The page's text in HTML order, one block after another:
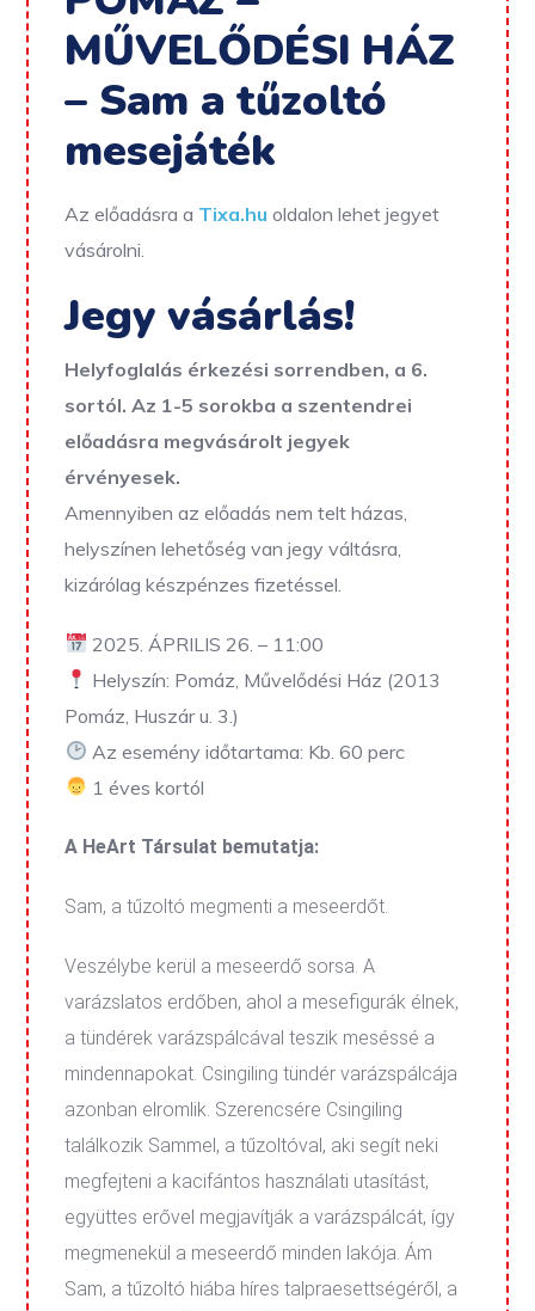
MŰVELŐDÉSI HÁZ
– Sam a tűzoltó
mesejáték
Az előadásra a Tixa.hu oldalon lehet jegyet
vásárolni.
Jegy vásárlás!
Helyfoglalás érkezési sorrendben, a 6.
sortól. Az 1-5 sorokba a szentendrei
előadásra megvásárolt jegyek
érvényesek.
Amennyiben az előadás nem telt házas,
helyszínen lehetőség van jegy váltásra,
kizárólag készpénzes fizetéssel.
2025. ÁPRILIS 26. – 11:00
Helyszín: Pomáz, Művelődési Ház (2013
Pomáz, Huszár u. 3.)
Az esemény időtartama: Kb. 60 perc
1 éves kortól
A HeArt Társulat bemutatja:
Sam, a tűzoltó megmenti a meseerdőt.
Veszélybe kerül a meseerdő sorsa. A
varázslatos erdőben, ahol a mesefigurák élnek,
a tündérek varázspálcával teszik meséssé a
mindennapokat. Csingiling tündér varázspálcája
azonban elromlik. Szerencsére Csingiling
találkozik Sammel, a tűzoltóval, aki segít neki
megfejteni a kacifántos használati utasítást,
együttes erővel megjavítják a varázspálcát, így
megmenekül a meseerdő minden lakója. Ám
Sam, a tűzoltó hiába híres talpraesettségéről, a